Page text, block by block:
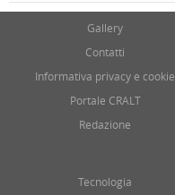
Gallery
Contatti
Informativa privacy e cookie
Portale CRALT
Redazione
Tecnologia